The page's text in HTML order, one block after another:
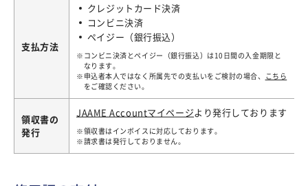
支払方法
クレジットカード決済
コンビニ決済
ペイジー（銀行振込）
コンビニ決済とペイジー（銀行振込）は10日間の入金期限と
なります。
申込者本人ではなく所属先での支払いをご検討の場合、 こちら
をご確認ください。
領収書の
発行
JAAME Accountマイページより発行しております
領収書はインボイスに対応しております。
請求書は発行しておりません。